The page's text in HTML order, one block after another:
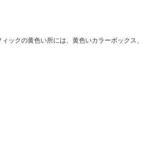
ックの黄色い所には、黄色いカラーボックス、